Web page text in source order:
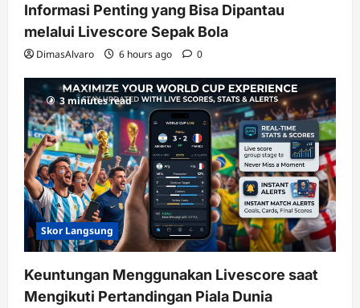
Informasi Penting yang Bisa Dipantau
melalui Livescore Sepak Bola
DimasAlvaro 6 hours ago 0
3 minutes read
Skor Langsung
Keuntungan Menggunakan Livescore saat
Mengikuti Pertandingan Piala Dunia